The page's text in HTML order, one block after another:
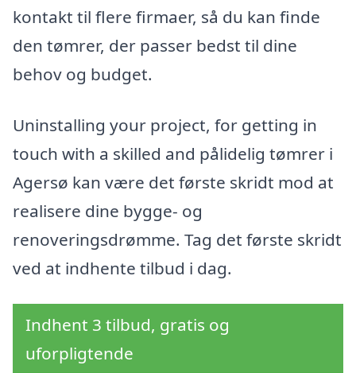
kontakt til flere firmaer, så du kan finde
den tømrer, der passer bedst til dine
behov og budget.
Uninstalling your project, for getting in
touch with a skilled and pålidelig tømrer i
Agersø kan være det første skridt mod at
realisere dine bygge- og
renoveringsdrømme. Tag det første skridt
ved at indhente tilbud i dag.
Indhent 3 tilbud, gratis og
uforpligtende